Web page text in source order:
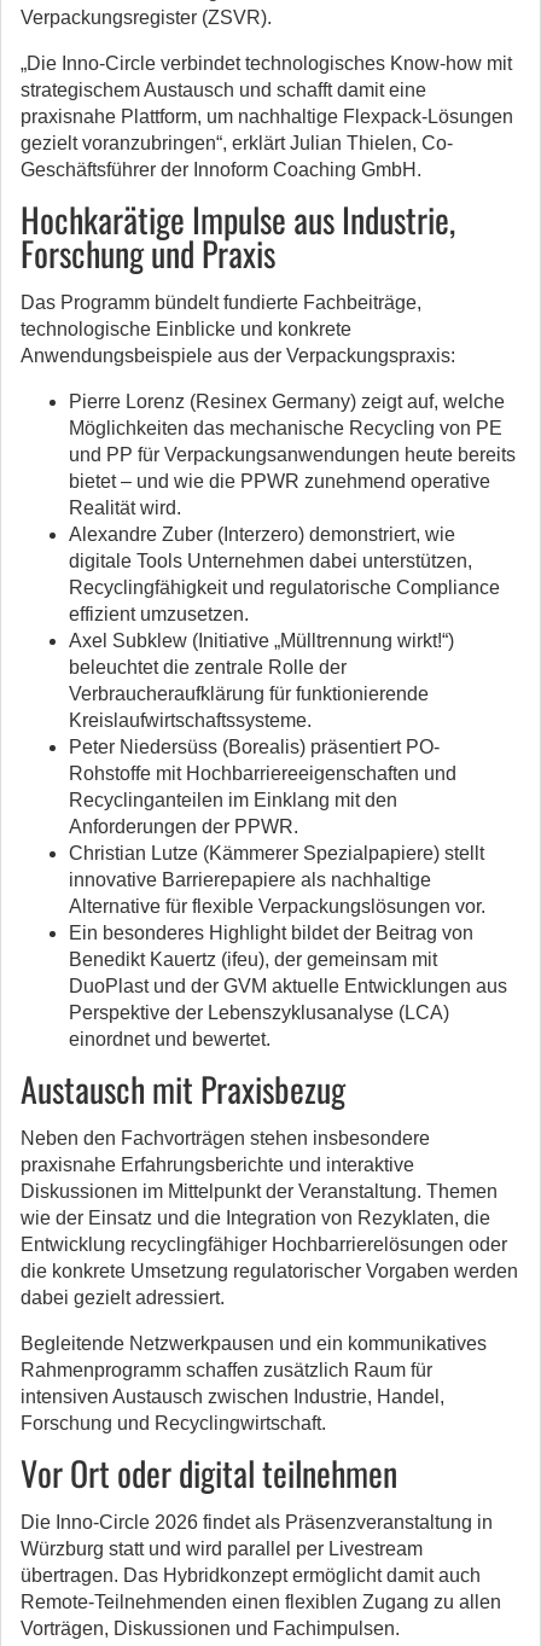
Verpackungsregister (ZSVR).
„Die Inno-Circle verbindet technologisches Know-how mit
strategischem Austausch und schafft damit eine
praxisnahe Plattform, um nachhaltige Flexpack-Lösungen
gezielt voranzubringen“, erklärt Julian Thielen, Co-
Geschäftsführer der Innoform Coaching GmbH.
Hochkarätige Impulse aus Industrie,
Forschung und Praxis
Das Programm bündelt fundierte Fachbeiträge,
technologische Einblicke und konkrete
Anwendungsbeispiele aus der Verpackungspraxis:
Pierre Lorenz (Resinex Germany) zeigt auf, welche
Möglichkeiten das mechanische Recycling von PE
und PP für Verpackungsanwendungen heute bereits
bietet – und wie die PPWR zunehmend operative
Realität wird.
Alexandre Zuber (Interzero) demonstriert, wie
digitale Tools Unternehmen dabei unterstützen,
Recyclingfähigkeit und regulatorische Compliance
effizient umzusetzen.
Axel Subklew (Initiative „Mülltrennung wirkt!“)
beleuchtet die zentrale Rolle der
Verbraucheraufklärung für funktionierende
Kreislaufwirtschaftssysteme.
Peter Niedersüss (Borealis) präsentiert PO-
Rohstoffe mit Hochbarriereeigenschaften und
Recyclinganteilen im Einklang mit den
Anforderungen der PPWR.
Christian Lutze (Kämmerer Spezialpapiere) stellt
innovative Barrierepapiere als nachhaltige
Alternative für flexible Verpackungslösungen vor.
Ein besonderes Highlight bildet der Beitrag von
Benedikt Kauertz (ifeu), der gemeinsam mit
DuoPlast und der GVM aktuelle Entwicklungen aus
Perspektive der Lebenszyklusanalyse (LCA)
einordnet und bewertet.
Austausch mit Praxisbezug
Neben den Fachvorträgen stehen insbesondere
praxisnahe Erfahrungsberichte und interaktive
Diskussionen im Mittelpunkt der Veranstaltung. Themen
wie der Einsatz und die Integration von Rezyklaten, die
Entwicklung recyclingfähiger Hochbarrierelösungen oder
die konkrete Umsetzung regulatorischer Vorgaben werden
dabei gezielt adressiert.
Begleitende Netzwerkpausen und ein kommunikatives
Rahmenprogramm schaffen zusätzlich Raum für
intensiven Austausch zwischen Industrie, Handel,
Forschung und Recyclingwirtschaft.
Vor Ort oder digital teilnehmen
Die Inno-Circle 2026 findet als Präsenzveranstaltung in
Würzburg statt und wird parallel per Livestream
übertragen. Das Hybridkonzept ermöglicht damit auch
Remote-Teilnehmenden einen flexiblen Zugang zu allen
Vorträgen, Diskussionen und Fachimpulsen.